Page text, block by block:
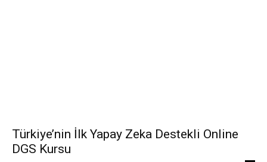
Türkiye’nin İlk Yapay Zeka Destekli Online
DGS Kursu